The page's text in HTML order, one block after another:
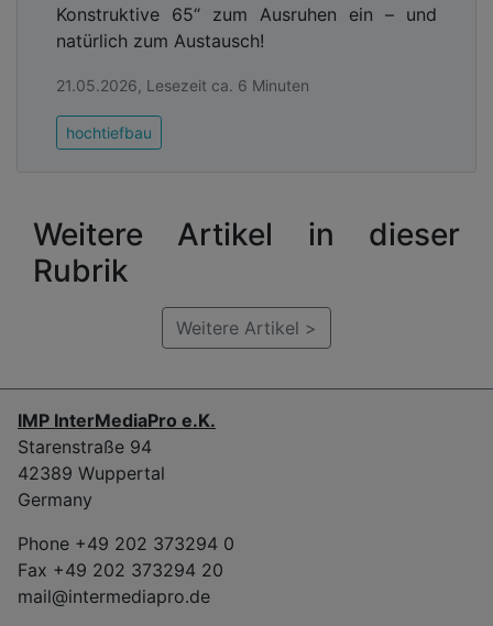
Konstruktive 65“ zum Ausruhen ein – und
natürlich zum Austausch!
21.05.2026, Lesezeit ca. 6 Minuten
hochtiefbau
Weitere Artikel in dieser
Rubrik
Weitere Artikel >
IMP InterMediaPro e.K.
Starenstraße 94
42389 Wuppertal
Germany
Phone +49 202 373294 0
Fax +49 202 373294 20
mail@intermediapro.de